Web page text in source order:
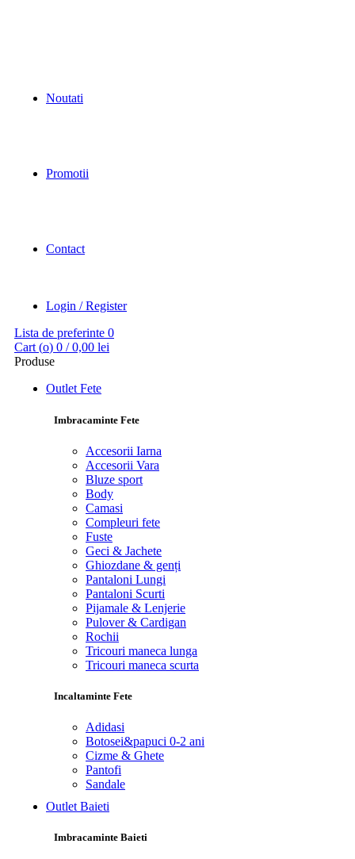
Noutati
Promotii
Contact
Login / Register
Lista de preferinte 0
Cart (o) 0 / 0,00 lei
Produse
Outlet Fete
Imbracaminte Fete
Accesorii Iarna
Accesorii Vara
Bluze sport
Body
Camasi
Compleuri fete
Fuste
Geci & Jachete
Ghiozdane & genți
Pantaloni Lungi
Pantaloni Scurti
Pijamale & Lenjerie
Pulover & Cardigan
Rochii
Tricouri maneca lunga
Tricouri maneca scurta
Incaltaminte Fete
Adidasi
Botosei&papuci 0-2 ani
Cizme & Ghete
Pantofi
Sandale
Outlet Baieti
Imbracaminte Baieti